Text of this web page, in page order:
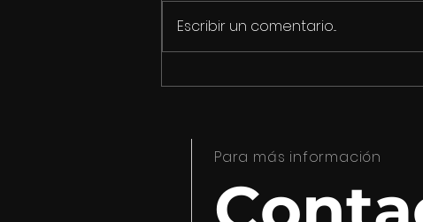
Conoce el listado de
Escribir un comentario...
Para más información